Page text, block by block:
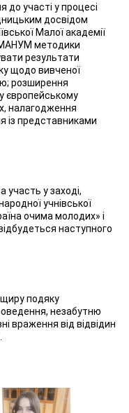
до участі у процесі
досвідом
Малої академії
методики
результати
щодо вивченої
розширення
європейському
налагодження
із представниками
участь у заході,
учнівської
очима молодих» і
наступного
подяку
незабутню
враження від відвідин